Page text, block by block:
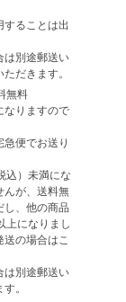
することは出
は別途郵送い
だきます。
無料
なりますので
便でお送り
込）未満にな
んが、送料無
し、他の商品
上になりまし
の場合はこ
は別途郵送い
。